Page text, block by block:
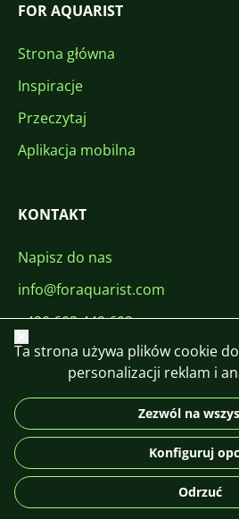
FOR AQUARIST
Strona główna
Inspiracje
Przeczytaj
Aplikacja mobilna
KONTAKT
Napisz do nas
info@foraquarist.com
+420 603 449 602
Zamknij
Ta strona używa plików cookie
personalizacji reklam i
Zezwól na
Konfiguruj
Odrzuć